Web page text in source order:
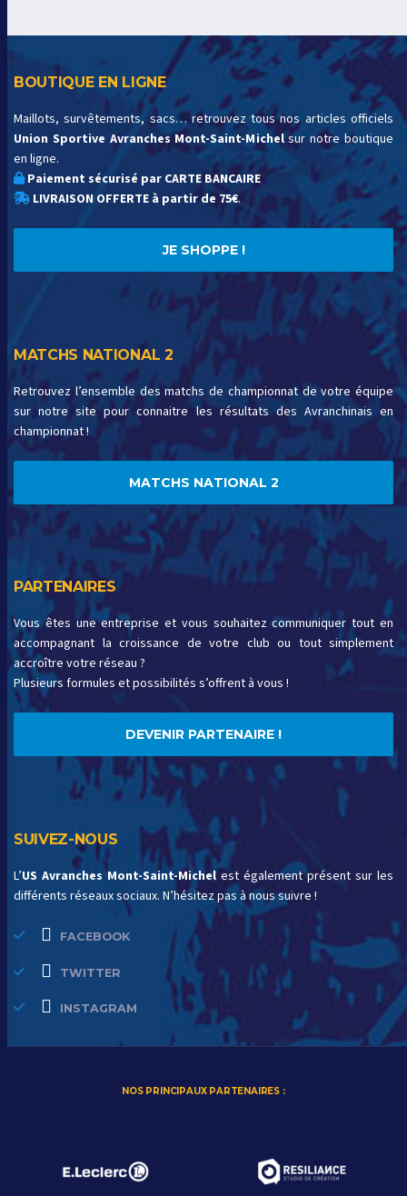
BOUTIQUE EN LIGNE
Maillots, survêtements, sacs… retrouvez tous nos articles officiels
Union Sportive Avranches Mont-Saint-Michelsur notre boutique
en ligne.
Paiement sécurisé par CARTE BANCAIRE
LIVRAISON OFFERTE à partir de 75€.
JE SHOPPE !
MATCHS NATIONAL 2
Retrouvez l’ensemble des matchs de championnat de votre équipe
sur notre site pour connaitre les résultats des Avranchinais en
championnat !
MATCHS NATIONAL 2
PARTENAIRES
Vous êtes une entreprise et vous souhaitez communiquer tout en
accompagnant la croissance de votre club ou tout simplement
accroître votre réseau ?
Plusieurs formules et possibilités s’offrent à vous !
DEVENIR PARTENAIRE !
SUIVEZ-NOUS
L’US Avranches Mont-Saint-Michel est également présent sur les
différents réseaux sociaux. N’hésitez pas à nous suivre !
FACEBOOK
TWITTER
INSTAGRAM
NOS PRINCIPAUX PARTENAIRES :